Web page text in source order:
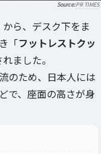
PR TIMES
から、デスク下をま
「フットレストクッ
ました。
のため、日本人には
で、座面の高さが身